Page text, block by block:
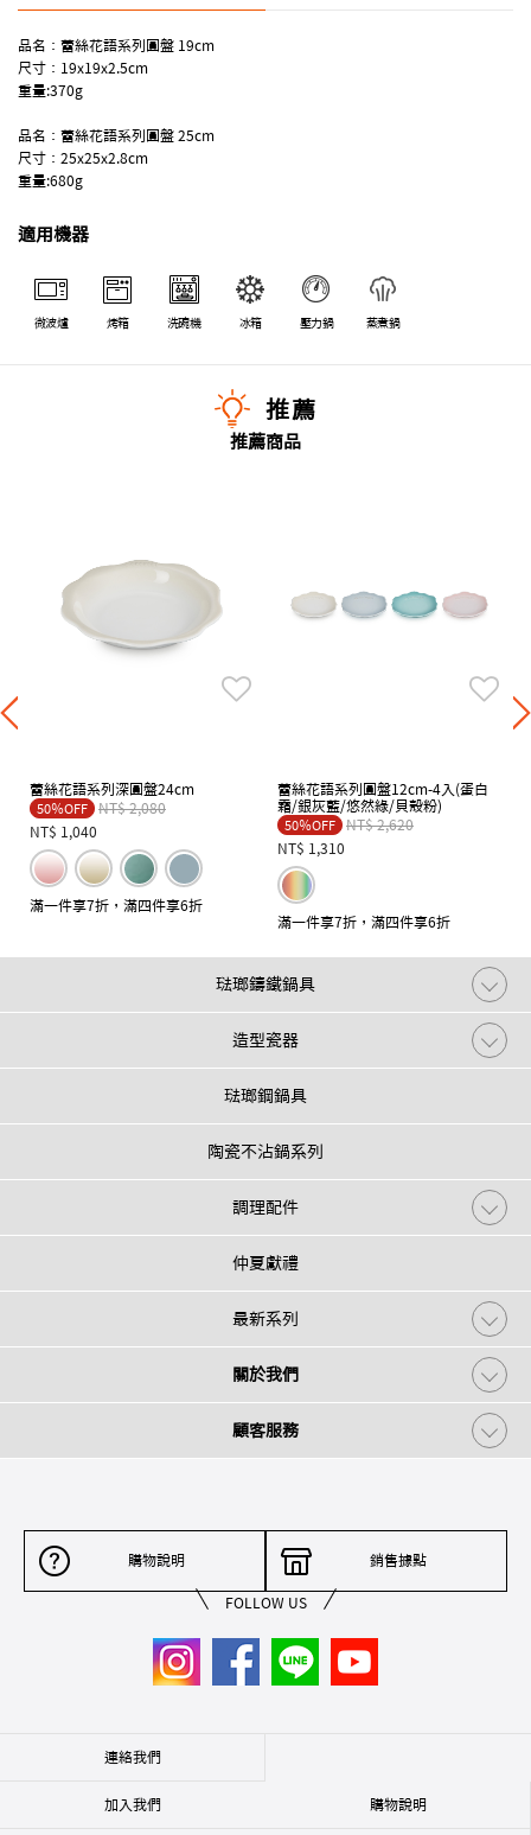
品名：蕾絲花語系列圓盤 19cm
尺寸：19x19x2.5cm
重量:370g
品名：蕾絲花語系列圓盤 25cm
尺寸：25x25x2.8cm
重量:680g
適用機器
微波爐 烤箱 洗碗機 冰箱 壓力鍋 蒸煮鍋
推薦
推薦商品
蕾絲花語系列深圓盤24cm
50％OFF Price reduced from
NT$ 2,080to
NT$ 1,040
滿一件享7折，滿四件享6折
蕾絲花語系列圓盤12cm-4入(蛋白
霜/銀灰藍/悠然綠/貝殼粉)
50％OFF Price reduced from
NT$ 2,620to
NT$ 1,310
滿一件享7折，滿四件享6折
琺瑯鑄鐵鍋具
造型瓷器
琺瑯鋼鍋具
陶瓷不沾鍋系列
調理配件
仲夏獻禮
最新系列
關於我們
顧客服務
購物說明 銷售據點
FOLLOW US
連絡我們
加入我們 購物說明